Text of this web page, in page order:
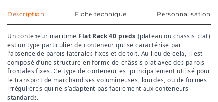
Description Fiche technique Personnalisation
Un conteneur maritime Flat Rack 40 pieds (plateau ou châssis plat)
est un type particulier de conteneur qui se caractérise par
l’absence de parois latérales fixes et de toit. Au lieu de cela, il est
composé d’une structure en forme de châssis plat avec des parois
frontales fixes. Ce type de conteneur est principalement utilisé pour
le transport de marchandises volumineuses, lourdes, ou de formes
irrégulières qui ne s’adaptent pas facilement aux conteneurs
standards.